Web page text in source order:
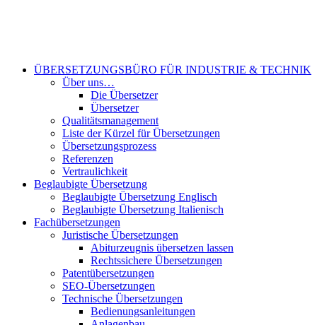
ÜBERSETZUNGSBÜRO FÜR INDUSTRIE & TECHNIK
Über uns…
Die Übersetzer
Übersetzer
Qualitätsmanagement
Liste der Kürzel für Übersetzungen
Übersetzungsprozess
Referenzen
Vertraulichkeit
Beglaubigte Übersetzung
Beglaubigte Übersetzung Englisch
Beglaubigte Übersetzung Italienisch
Fachübersetzungen
Juristische Übersetzungen
Abiturzeugnis übersetzen lassen
Rechtssichere Übersetzungen
Patentübersetzungen
SEO-Übersetzungen
Technische Übersetzungen
Bedienungsanleitungen